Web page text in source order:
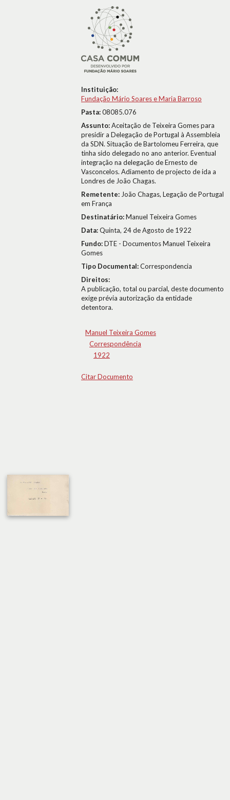
Instituição:
Fundação Mário Soares e Maria Barroso
Pasta:08085.076
Assunto:Aceitação de Teixeira Gomes para
presidir a Delegação de Portugal à Assembleia
da SDN. Situação de Bartolomeu Ferreira, que
tinha sido delegado no ano anterior. Eventual
integração na delegação de Ernesto de
Vasconcelos. Adiamento de projecto de ida a
Londres de João Chagas.
Remetente: João Chagas, Legação de Portugal
em França
Destinatário:Manuel Teixeira Gomes
Data:Quinta, 24 de Agosto de 1922
Fundo:DTE - Documentos Manuel Teixeira
Gomes
Tipo Documental:Correspondencia
Direitos:
A publicação, total ou parcial, deste documento
exige prévia autorização da entidade
detentora.
Manuel Teixeira Gomes
Correspondência
1922
Citar Documento